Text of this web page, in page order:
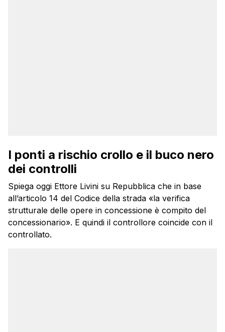
I ponti a rischio crollo e il buco nero
dei controlli
Spiega oggi Ettore Livini su Repubblica che in base
all’articolo 14 del Codice della strada «la verifica
strutturale delle opere in concessione è compito del
concessionario». E quindi il controllore coincide con il
controllato.